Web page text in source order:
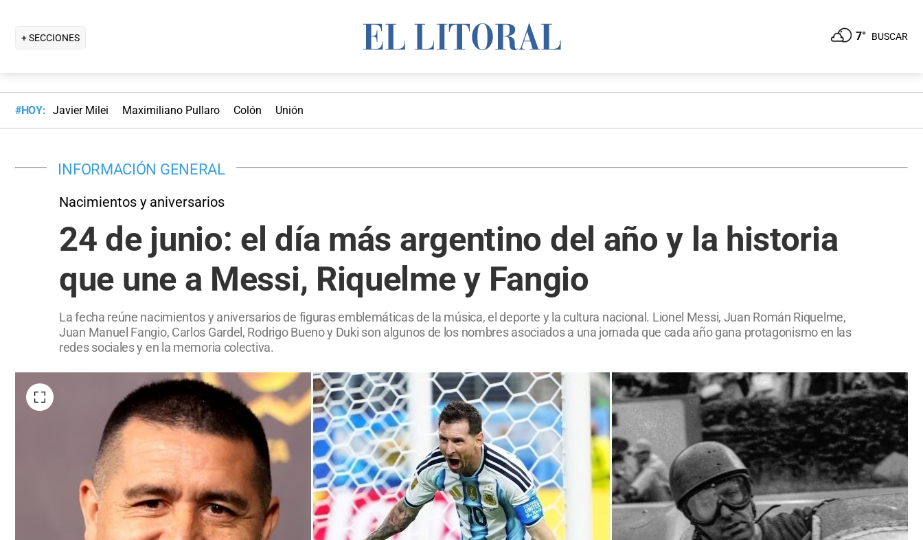
+ SECCIONES 7° BUSCAR
#HOY: Javier Milei Maximiliano Pullaro Colón Unión
INFORMACIÓN GENERAL
Nacimientos y aniversarios
24 de junio: el día más argentino del año y la historia
que une a Messi, Riquelme y Fangio
La fecha reúne nacimientos y aniversarios de figuras emblemáticas de la música, el deporte y la cultura nacional. Lionel Messi, Juan Román Riquelme,
Juan Manuel Fangio, Carlos Gardel, Rodrigo Bueno y Duki son algunos de los nombres asociados a una jornada que cada año gana protagonismo en las
redes sociales y en la memoria colectiva.